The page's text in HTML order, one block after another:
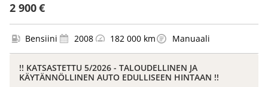
2 900 €
Bensiini 2008 182 000 km Manuaali
!! KATSASTETTU 5/2026 - TALOUDELLINEN JA
KÄYTÄNNÖLLINEN AUTO EDULLISEEN HINTAAN !!